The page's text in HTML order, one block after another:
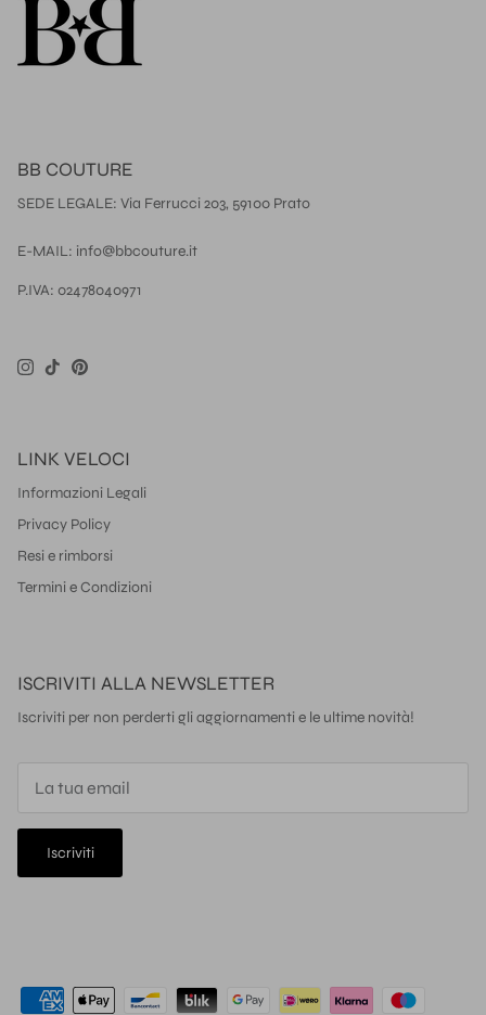
BB COUTURE
SEDE LEGALE: Via Ferrucci 203, 59100 Prato
E-MAIL: info@bbcouture.it
P.IVA: 02478040971
Instagram
TikTokPinterest
LINK VELOCI
Informazioni Legali
Privacy Policy
Resi e rimborsi
Termini e Condizioni
ISCRIVITI ALLA NEWSLETTER
Iscriviti per non perderti gli aggiornamenti e le ultime novità!
Iscriviti